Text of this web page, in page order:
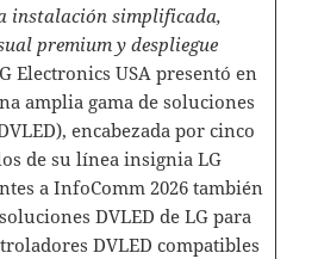
instalación simplificada,
premium y despliegue
Electronics USA presentó en
amplia gama de soluciones
encabezada por cinco
de su línea insignia LG
a InfoComm 2026 también
DVLED de LG para
DVLED compatibles